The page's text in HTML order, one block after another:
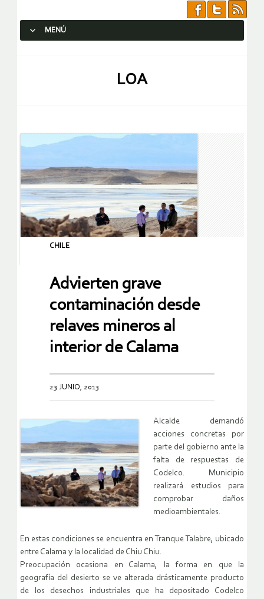
MENÚ
LOA
CHILE
Advierten grave
contaminación desde
relaves mineros al
interior de Calama
23 JUNIO, 2013
Alcalde demandó
acciones concretas por
parte del gobierno ante la
falta de respuestas de
Codelco. Municipio
realizará estudios para
comprobar daños
medioambientales.
En estas condiciones se encuentra en Tranque Talabre, ubicado
entre Calama y la localidad de Chiu Chiu.
Preocupación ocasiona en Calama, la forma en que la
geografía del desierto se ve alterada drásticamente producto
de los desechos industriales que ha depositado Codelco